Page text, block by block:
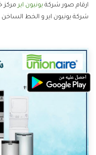
ارقام صور شركة يونيون ايرمركز
شركة يونيون اير و الخط الساخن